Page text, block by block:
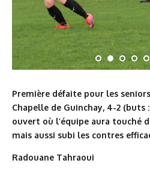
Première défaite pour les
Chapelle de Guinchay, 4-2 (buts
ouvert où l’équipe aura touché
mais aussi subi les contres
Radouane Tahraoui